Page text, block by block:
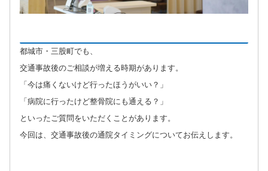
都城市・三股町でも、
交通事故後のご相談が増える時期があります。
「今は痛くないけど行ったほうがいい？」
「病院に行ったけど整骨院にも通える？」
といったご質問をいただくことがあります。
今回は、交通事故後の通院タイミングについてお伝えします。